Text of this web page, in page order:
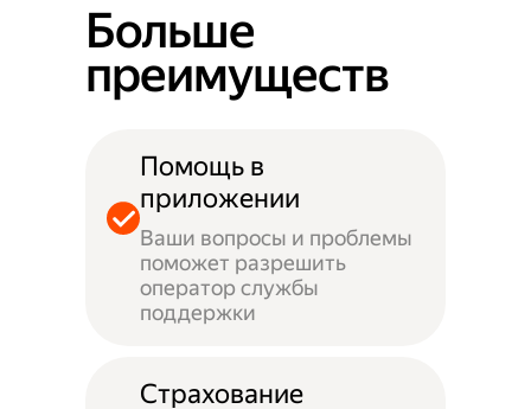
Больше
преимуществ
Помощь в
приложении
Ваши вопросы и проблемы
поможет разрешить
оператор службы
поддержки
Страхование